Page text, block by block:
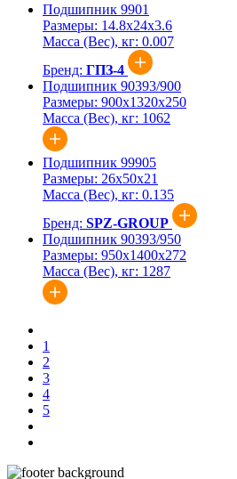
Подшипник 9901
Размеры: 14.8x24x3.6
Масса (Вес), кг: 0.007
Бренд: ГПЗ-4
Подшипник 90393/900
Размеры: 900x1320x250
Масса (Вес), кг: 1062
Подшипник 99905
Размеры: 26x50x21
Масса (Вес), кг: 0.135
Бренд: SPZ-GROUP
Подшипник 90393/950
Размеры: 950x1400x272
Масса (Вес), кг: 1287
1
2
3
4
5